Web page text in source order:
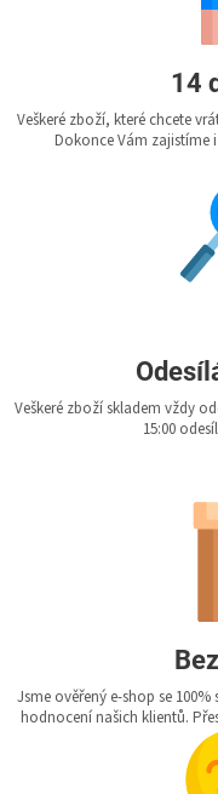
14
Veškeré zboží, které chcete
Dokonce Vám zajistíme
Veškeré zboží skladem vždy
15:00
Jsme ověřený e-shop se
hodnocení našich klientů.